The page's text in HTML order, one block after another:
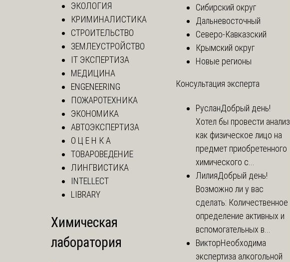
ЭКОЛОГИЯ
КРИМИНАЛИСТИКА
СТРОИТЕЛЬСТВО
ЗЕМЛЕУСТРОЙСТВО
IT ЭКСПЕРТИЗА
МЕДИЦИНА
ENGENEERING
ПОЖАРОТЕХНИКА
ЭКОНОМИКА
АВТОЭКСПЕРТИЗА
О Ц Е Н К А
ТОВАРОВЕДЕНИЕ
ЛИНГВИСТИКА
INTELLECT
LIBRARY
Химическая
лаборатория
Сибирский округ
Дальневосточный
Северо-Кавказский
Крымский округ
Новые регионы
Консультация эксперта
РусланДобрый день!
Хотел бы провести анализ
как физическое лицо на
предмет приобретенного
химического с...
ЛилияДобрый день!
Возможно ли у вас
сделать: Количественное
определение активных и
вспомогательных в...
ВикторНеобходима
экспертиза алкогольной